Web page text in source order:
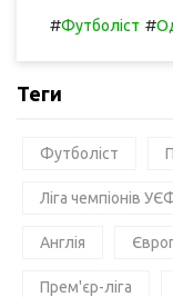
#Футболіст #
Теги
Футболіст
Ліга чемпіонів
Англія
Прем'єр-ліга